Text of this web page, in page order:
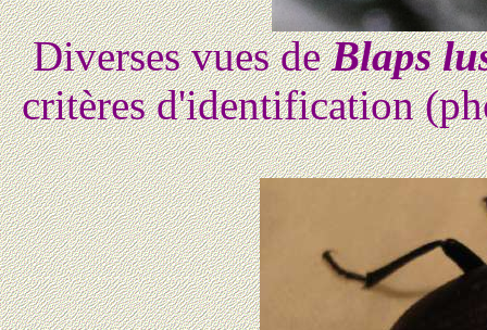
Diverses vues deBlaps
critères d'identification